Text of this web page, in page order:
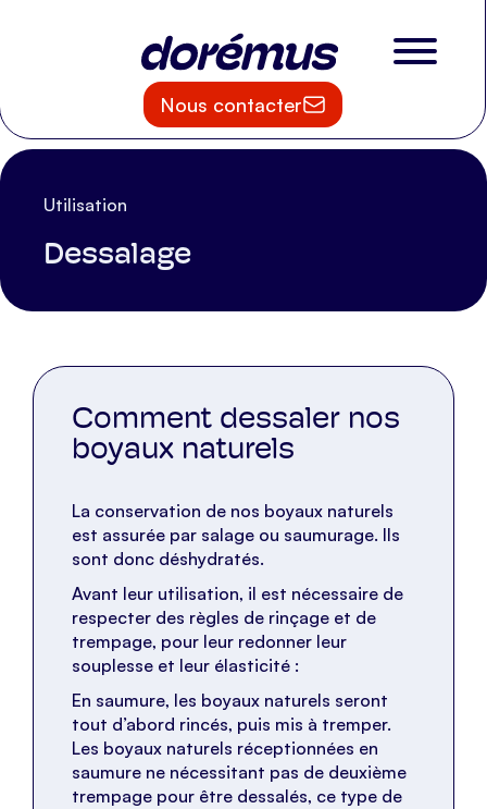
Nous contacter
Utilisation
Dessalage
Comment dessaler nos
boyaux naturels
La conservation de nos boyaux naturels
est assurée par salage ou saumurage. Ils
sont donc déshydratés.
Avant leur utilisation, il est nécessaire de
respecter des règles de rinçage et de
trempage, pour leur redonner leur
souplesse et leur élasticité :
En saumure, les boyaux naturels seront
tout d’abord rincés, puis mis à tremper.
Les boyaux naturels réceptionnées en
saumure ne nécessitant pas de deuxième
trempage pour être dessalés, ce type de